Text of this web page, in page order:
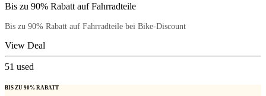
Bis zu 90% Rabatt auf Fahrradteile
Bis zu 90% Rabatt auf Fahrradteile bei Bike-Discount
View Deal
51 used
BIS ZU 90% RABATT